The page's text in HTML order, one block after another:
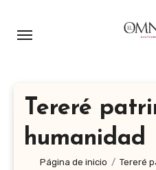
Tereré
humanidad
Página de inicio Tereré